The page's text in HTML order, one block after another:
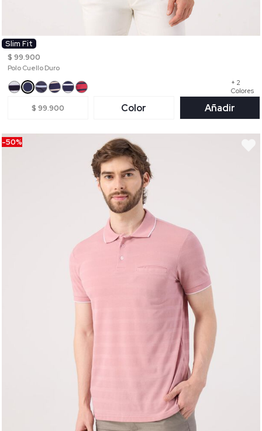
Slim Fit
$ 99.900
Polo Cuello Duro
+ 2
Colores
$ 99.900 Color Añadir
-50%